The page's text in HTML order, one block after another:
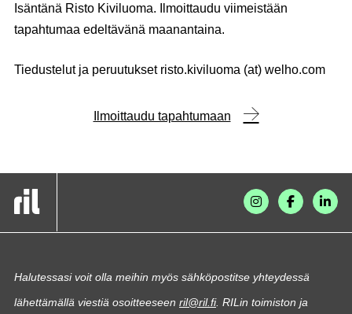
Isäntänä Risto Kiviluoma. Ilmoittaudu viimeistään
tapahtumaa edeltävänä maanantaina.
Tiedustelut ja peruutukset risto.kiviluoma (at) welho.com
Ilmoittaudu tapahtumaan
Halutessasi voit olla meihin myös sähköpostitse yhteydessä
lähettämällä viestiä osoitteeseen ril@ril.fi. RILin toimiston ja